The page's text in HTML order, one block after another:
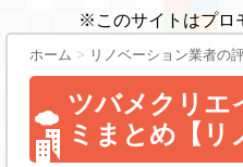
※このサイトはプロ
ホーム > リノベーション業者の
ツバメクリエ
ミまとめ【リ